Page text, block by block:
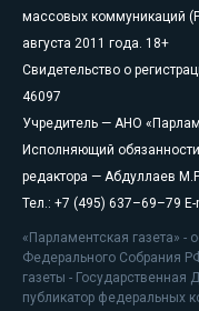
массовых коммуникаций
августа 2011 года. 18+
Свидетельство о
46097
Учредитель — АНО
Исполняющий
редактора — Абдуллаев
Тел.: +7 (495) 637–69–79 E-
«Парламентская газета»
Федерального Собрания
газеты -
публикатор федеральных